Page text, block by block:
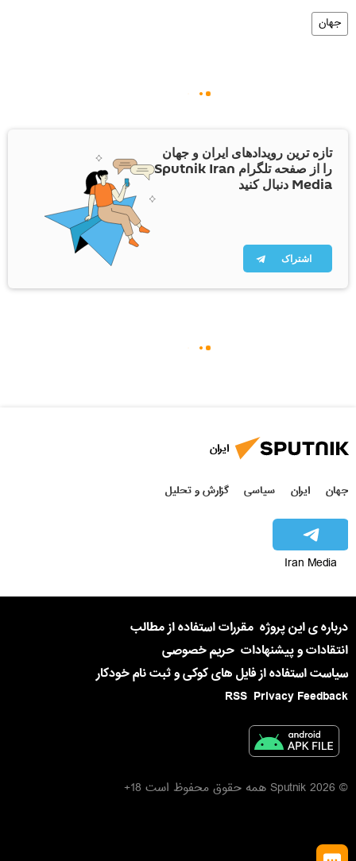
جهان
تازه ترین رویدادهای ایران و جهان
را از صفحه تلگرام Sputnik Iran
Media دنبال کنید
اشتراک
ایران
جهان ایران سیاسی گزارش و تحلیل
Iran Media
درباره ی این پروژه مقررات استفاده از مطالب
انتقادات و پیشنهادات حریم خصوصی
سیاست استفاده از فایل های کوکی و ثبت نام خودکار
Privacy Feedback
RSS
© 2026 Sputnik همه حقوق محفوظ است 18+